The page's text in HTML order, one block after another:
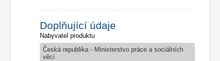
Doplňující údaje
Nabyvatel produktu
Česká republika - Ministerstvo práce a sociálních
věcí